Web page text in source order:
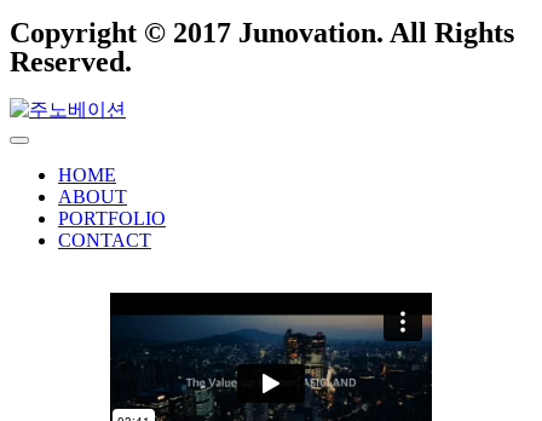
Copyright © 2017 Junovation. All Rights
Reserved.
HOME
ABOUT
PORTFOLIO
CONTACT